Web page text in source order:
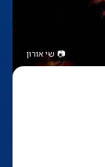
📷 שי אורון